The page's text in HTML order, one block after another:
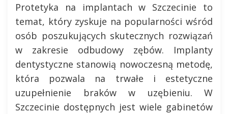
Protetyka na implantach w Szczecinie to
temat, który zyskuje na popularności wśród
osób poszukujących skutecznych rozwiązań
w zakresie odbudowy zębów. Implanty
dentystyczne stanowią nowoczesną metodę,
która pozwala na trwałe i estetyczne
uzupełnienie braków w uzębieniu. W
Szczecinie dostępnych jest wiele gabinetów